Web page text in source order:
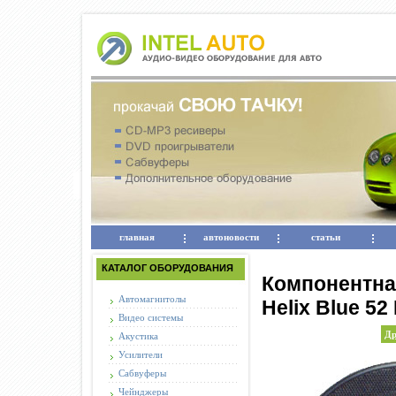
главная автоновости статьи
КАТАЛОГ ОБОРУДОВАНИЯ
Автомагнитолы
Видео системы
Акустика
Усилители
Сабвуферы
Чейнджеры
Helix Blue 52